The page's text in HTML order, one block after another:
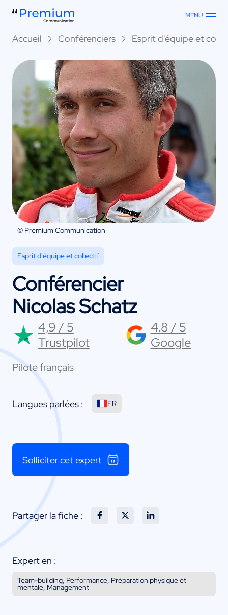
MENU
Accueil Conférenciers Esprit d'équipe et
© Premium Communication
Esprit d'équipe et collectif
Conférencier
Nicolas Schatz
4,9 / 5
Trustpilot
4.8 / 5
Google
Pilote français
Langues parlées : FR
Solliciter cet expert
Partager la fiche :
Expert en :
Team-building, Performance, Préparation physique et
mentale, Management